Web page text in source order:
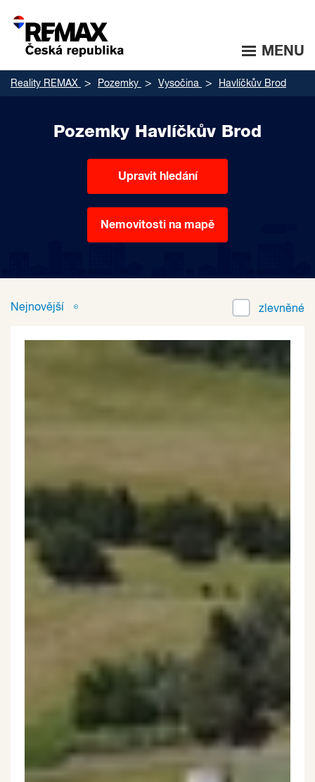
MENU
Reality REMAX Pozemky Vysočina Havlíčkův Brod
Pozemky Havlíčkův Brod
Upravit hledání
Nemovitosti na mapě
Nejnovější zlevněné